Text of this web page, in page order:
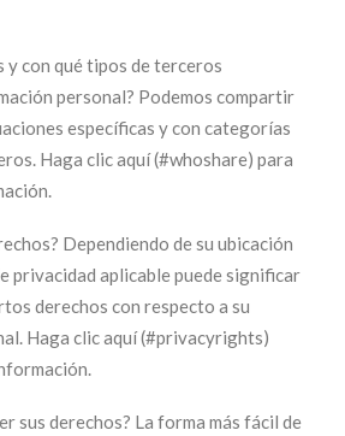
y con qué tipos de terceros
personal? Podemos compartir
específicas y con categorías
Haga clic aquí (#whoshare) para
Dependiendo de su ubicación
privacidad aplicable puede significar
derechos con respecto a su
Haga clic aquí (#privacyrights)
sus derechos? La forma más fácil de